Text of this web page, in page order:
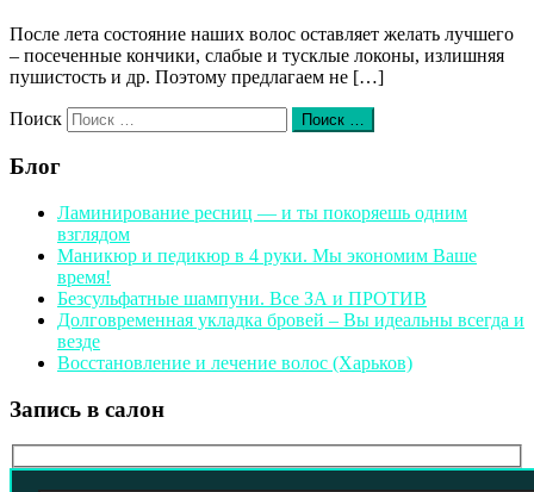
После лета состояние наших волос оставляет желать лучшего
– посеченные кончики, слабые и тусклые локоны, излишняя
пушистость и др. Поэтому предлагаем не […]
Поиск Поиск …
Блог
Ламинирование ресниц — и ты покоряешь одним
взглядом
Маникюр и педикюр в 4 руки. Мы экономим Ваше
время!
Безсульфатные шампуни. Все ЗА и ПРОТИВ
Долговременная укладка бровей – Вы идеальны всегда и
везде
Восстановление и лечение волос (Харьков)
Запись в салон